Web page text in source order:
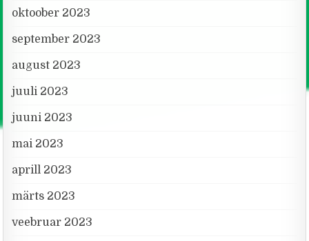
oktoober 2023
september 2023
august 2023
juuli 2023
juuni 2023
mai 2023
aprill 2023
märts 2023
veebruar 2023